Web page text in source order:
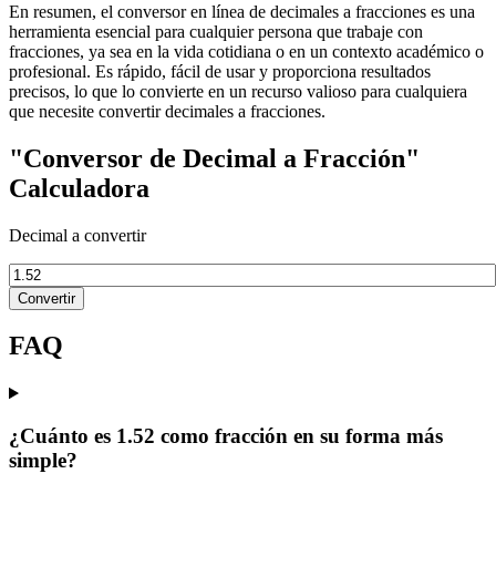
En resumen, el conversor en línea de decimales a fracciones es una
herramienta esencial para cualquier persona que trabaje con
fracciones, ya sea en la vida cotidiana o en un contexto académico o
profesional. Es rápido, fácil de usar y proporciona resultados
precisos, lo que lo convierte en un recurso valioso para cualquiera
que necesite convertir decimales a fracciones.
"Conversor de Decimal a Fracción"
Calculadora
Decimal a convertir
Convertir
FAQ
¿Cuánto es 1.52 como fracción en su forma más
simple?